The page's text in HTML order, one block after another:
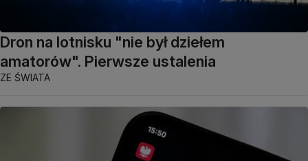
Dron na lotnisku "nie był dziełem
amatorów". Pierwsze ustalenia
ZE ŚWIATA